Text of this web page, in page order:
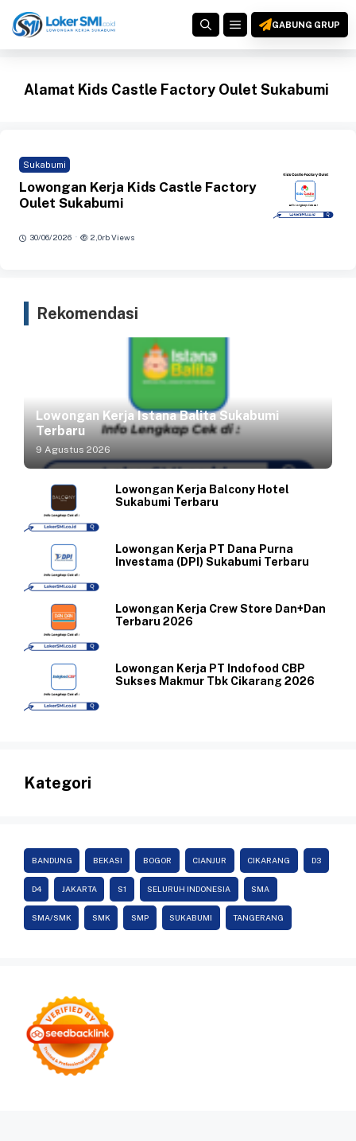
ke
MENUGABUNG GRUP
Alamat Kids Castle Factory Oulet Sukabumi
Sukabumi
Lowongan Kerja Kids Castle Factory
Oulet Sukabumi
30/06/2026 · 2,0rb Views
Rekomendasi
Lowongan Kerja Istana Balita Sukabumi
Terbaru
9 Agustus 2026
Lowongan Kerja Balcony Hotel
Sukabumi Terbaru
Lowongan Kerja PT Dana Purna
Investama (DPI) Sukabumi Terbaru
Lowongan Kerja Crew Store Dan+Dan
Terbaru 2026
Lowongan Kerja PT Indofood CBP
Sukses Makmur Tbk Cikarang 2026
Kategori
BANDUNG BEKASI BOGOR CIANJUR CIKARANG D3
D4 JAKARTA S1 SELURUH INDONESIA SMA
SMA/SMK SMK SMP SUKABUMI TANGERANG